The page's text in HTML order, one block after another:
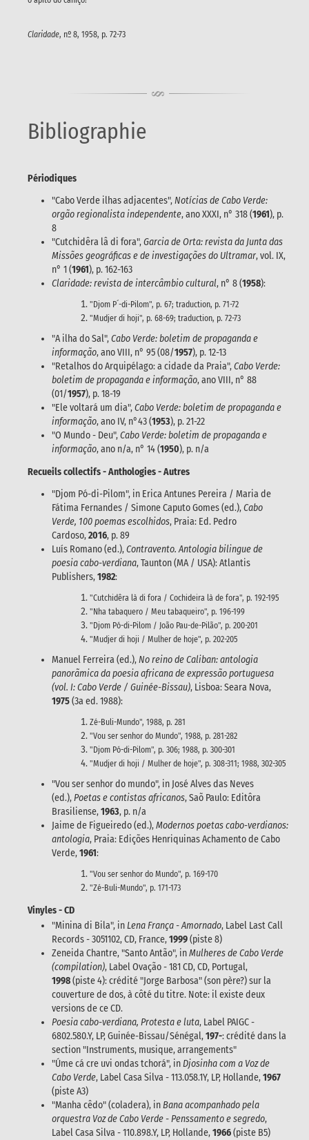
Claridade, nº 8, 1958, p. 72-73
Bibliographie
Périodiques
"Cabo Verde ilhas adjacentes",Notícias de Cabo Verde:
orgão regionalista independente, ano XXXI, n° 318 (1961), p.
8
"Cutchidêra lâ di fora",Garcia de Orta: revista da Junta das
Missões geográficas e de investigações do Ultramar, vol. IX,
n° 1 (1961), p. 162-163
Claridade: revista de intercâmbio cultural, n° 8 (1958):
"Djom P´-di-Pilom", p. 67; traduction, p. 71-72
"Mudjer di hoji", p. 68-69; traduction, p. 72-73
"A ilha do Sal",Cabo Verde: boletim de propaganda e
informação, ano VIII, n° 95 (08/1957), p. 12-13
"Retalhos do Arquipélago: a cidade da Praia",Cabo Verde:
boletim de propaganda e informação, ano VIII, n° 88
(01/1957), p. 18-19
"Ele voltará um dia",Cabo Verde: boletim de propaganda e
informação, ano IV, n°43 (1953), p. 21-22
"O Mundo - Deu",Cabo Verde: boletim de propaganda e
informação, ano n/a, n° 14 (1950), p. n/a
Recueils collectifs - Anthologies - Autres
"Djom Pó-di-Pilom", in Erica Antunes Pereira / Maria de
Fátima Fernandes / Simone Caputo Gomes (ed.),Cabo
Verde, 100 poemas escolhidos, Praia: Ed. Pedro
Cardoso,2016, p. 89
Luís Romano (ed.),Contravento. Antologia bilingue de
poesia cabo-verdiana, Taunton (MA / USA): Atlantis
Publishers,1982:
"Cutchidêra là di fora / Cochideira là de fora", p. 192-195
"Nha tabaquero / Meu tabaqueiro", p. 196-199
"Djom Pó-di-Pilom / João Pau-de-Pilão", p. 200-201
"Mudjer di hoji / Mulher de hoje", p. 202-205
Manuel Ferreira (ed.),No reino de Caliban: antologia
panorãmica da poesia africana de expressão portuguesa
(vol. I: Cabo Verde / Guinée-Bissau), Lisboa: Seara Nova,
1975(3a ed. 1988):
Zé-Buli-Mundo", 1988, p. 281
"Vou ser senhor do Mundo", 1988, p. 281-282
"Djom Pó-di-Pilom", p. 306; 1988, p. 300-301
"Mudjer di hoji / Mulher de hoje", p. 308-311; 1988, 302-305
"Vou ser senhor do mundo", in José Alves das Neves
(ed.),Poetas e contistas africanos, Saõ Paulo: Editôra
Brasiliense,1963, p. n/a
Jaime de Figueiredo (ed.),Modernos poetas cabo-verdianos:
antologia, Praia: Edições Henriquinas Achamento de Cabo
Verde,1961:
"Vou ser senhor do Mundo", p. 169-170
"Zé-Buli-Mundo", p. 171-173
Vinyles - CD
"Minina di Bila", inLena França - Amornado, Label Last Call
Records - 3051102, CD, France,1999(piste 8)
Zeneida Chantre, "Santo Antão", inMulheres de Cabo Verde
(compilation), Label Ovação - 181 CD, CD, Portugal,
1998(piste 4): crédité "Jorge Barbosa" (son père?) sur la
couverture de dos, à côté du titre. Note: il existe deux
versions de ce CD.
Poesia cabo-verdiana, Protesta e luta, Label PAIGC -
6802.580.Y, LP, Guinée-Bissau/Sénégal,197-: crédité dans la
section "Instruments, musique, arrangements"
"Úme cá cre uvi ondas tchorá", inDjosinha com a Voz de
Cabo Verde, Label Casa Silva - 113.058.1Y, LP, Hollande,1967
(piste A3)
"Manha cêdo" (coladera), inBana acompanhado pela
orquestra Voz de Cabo Verde - Penssamento e segredo,
Label Casa Silva - 110.898.Y, LP, Hollande,1966(piste B5)